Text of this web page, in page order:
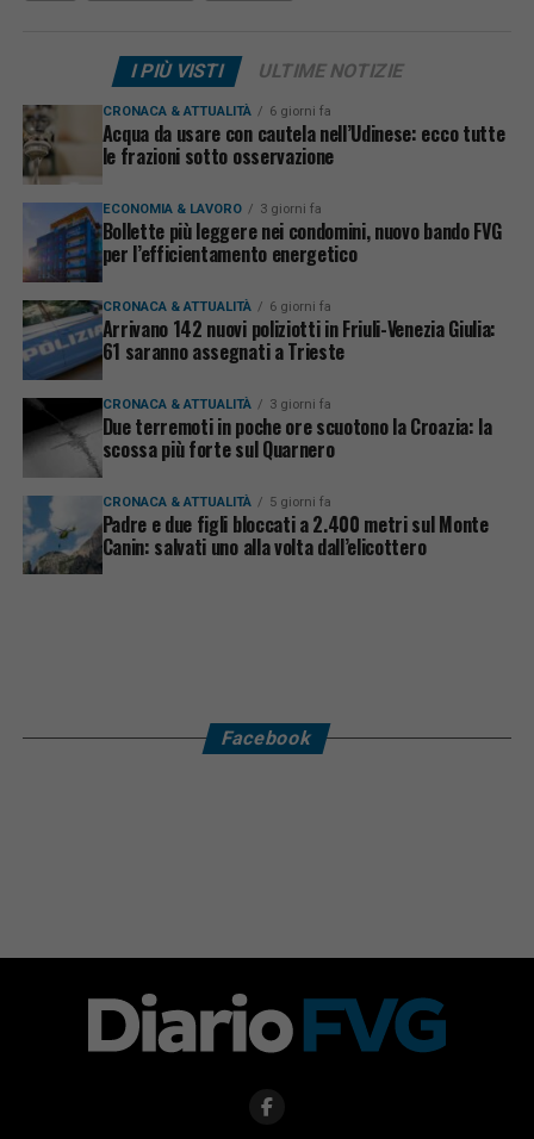
I PIÙ VISTI ULTIME NOTIZIE
CRONACA & ATTUALITÀ 6 giorni fa
Acqua da usare con cautela nell’Udinese: ecco tutte
le frazioni sotto osservazione
ECONOMIA & LAVORO 3 giorni fa
Bollette più leggere nei condomini, nuovo bando FVG
per l’efficientamento energetico
CRONACA & ATTUALITÀ 6 giorni fa
Arrivano 142 nuovi poliziotti in Friuli-Venezia Giulia:
61 saranno assegnati a Trieste
CRONACA & ATTUALITÀ 3 giorni fa
Due terremoti in poche ore scuotono la Croazia: la
scossa più forte sul Quarnero
CRONACA & ATTUALITÀ 5 giorni fa
Padre e due figli bloccati a 2.400 metri sul Monte
Canin: salvati uno alla volta dall’elicottero
Facebook